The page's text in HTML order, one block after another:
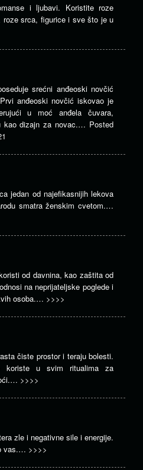
i ljubavi. Koristite roze
srca, figurice i sve što je u
srećni anđeoski novčić
anđeoski novčić iskovao je
u moć anđela čuvara,
kao dizajn za novac.… Posted
jedan od najefikasnijih lekova
smatra ženskim cvetom.…
od davnina, kao zaštita od
na neprijateljske poglede i
osoba.… >>>>
čiste prostor i teraju bolesti.
koriste u svim ritualima za
>>>>
zle i negativne sile i energije.
vas.… >>>>